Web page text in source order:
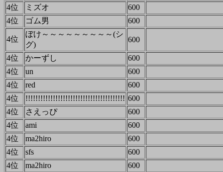
4位
ミズオ
600
4位
ゴム男 600
4位
ぼけ～～～～～～～～～(シ
グ)
600
4位 かーずし
600
4位
un
600
4位
red
600
4位
!!!!!!!!!!!!!!!!!!!!!!!!!!!!!!!!!!!!!!!! 600
4位
さえっぴ
600
4位
ami
600
4位
ma2hiro
600
4位
sfs
600
4位
ma2hiro
600